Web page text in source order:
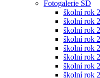
Fotogalerie ŠD
školní rok
školní rok
školní rok
školní rok
školní rok
školní rok
školní rok
školní rok